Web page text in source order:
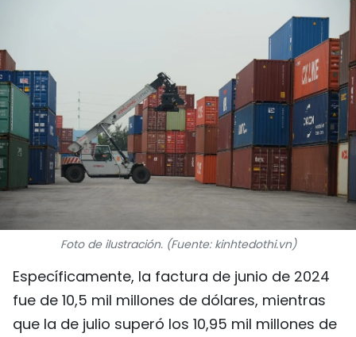
VIAJES
PUENTE DE AMISTAD
HISTORIAS MULTIMEDIA
FOTOGRAFÍA
¿QUIÉNES SOMOS?
TIẾNG VIỆT
ENGLISH
Foto de ilustración. (Fuente: kinhtedothi.vn)
Específicamente, la factura de junio de 2024
fue de 10,5 mil millones de dólares, mientras
que la de julio superó los 10,95 mil millones de